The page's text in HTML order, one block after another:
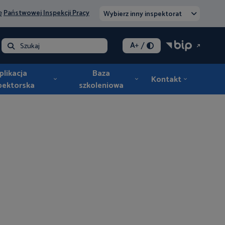
Państwowej Inspekcji Pracy Wybierz inny inspektorat
- opłata
Szukaj A+/
Baza
szkoleniowa
Kontakt